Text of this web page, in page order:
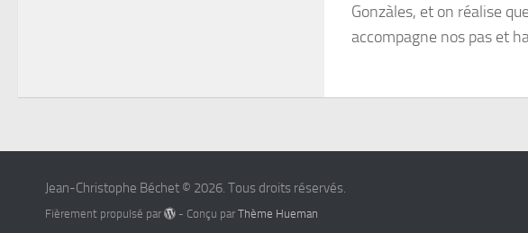
Gonzàles, et on réalise
accompagne nos pas et
Jean-Christophe Béchet © 2026. Tous droits réservés.
Fièrement propulsé par - Conçu parThème Hueman